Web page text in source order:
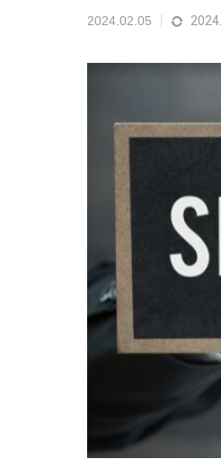
集客型ホー
ームページ」をお
Google
SMSの見
2024.02.05